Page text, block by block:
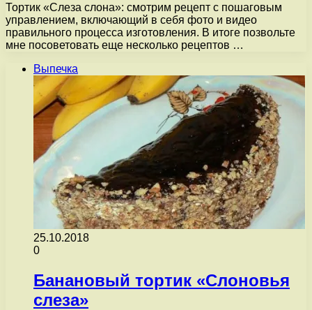
Тортик «Слеза слона»: смотрим рецепт с пошаговым
управлением, включающий в себя фото и видео
правильного процесса изготовления. В итоге позвольте
мне посоветовать еще несколько рецептов …
Выпечка
25.10.2018
0
Банановый тортик «Слоновья
слеза»